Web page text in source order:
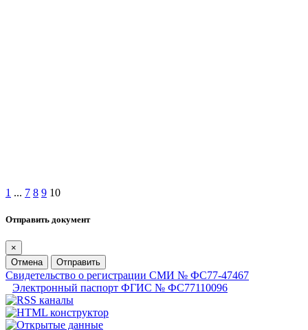
1 ... 7 8 9 10
Отправить документ
×
Отмена
Отправить
Свидетельство о регистрации СМИ № ФС77-47467
Электронный паспорт ФГИС № ФС77110096